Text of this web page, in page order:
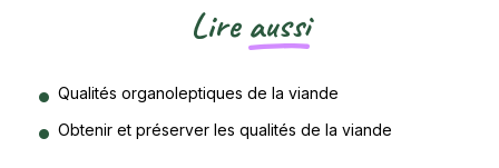
Lireaussi
Qualités organoleptiques de la viande
Obtenir et préserver les qualités de la viande